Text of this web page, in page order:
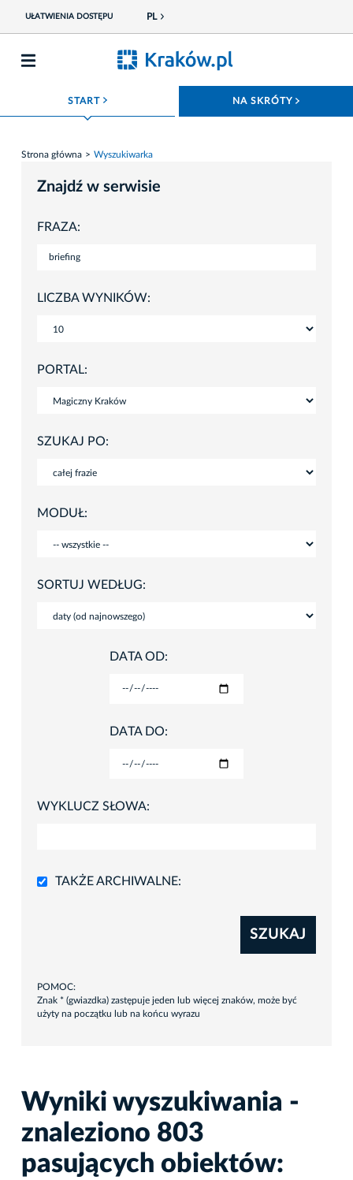
UŁATWIENIA DOSTĘPU PL
START ROZWIŃ MENU NA SKRÓTY
Strona główna Wyszukiwarka
Znajdź w serwisie
FRAZA:
LICZBA WYNIKÓW:
PORTAL:
SZUKAJ PO:
MODUŁ:
SORTUJ WEDŁUG:
DATA OD:
DATA DO:
WYKLUCZ SŁOWA:
TAKŻE ARCHIWALNE:
SZUKAJ
POMOC:
Znak * (gwiazdka) zastępuje jeden lub więcej znaków, może być
użyty na początku lub na końcu wyrazu
Wyniki wyszukiwania -
znaleziono 803
pasujących obiektów: